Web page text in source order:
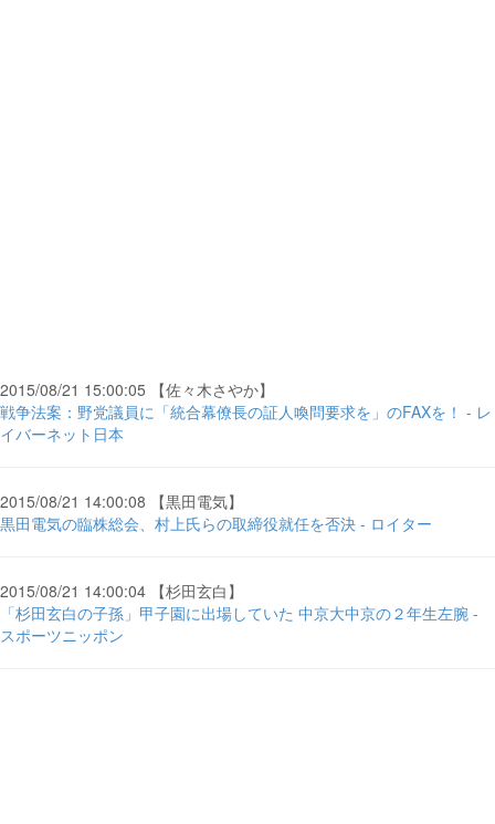
2015/08/21 15:00:05 【佐々木さやか】
戦争法案：野党議員に「統合幕僚長の証人喚問要求を」のFAXを！ - レ
イバーネット日本
2015/08/21 14:00:08 【黒田電気】
黒田電気の臨株総会、村上氏らの取締役就任を否決 - ロイター
2015/08/21 14:00:04 【杉田玄白】
「杉田玄白の子孫」甲子園に出場していた 中京大中京の２年生左腕 -
スポーツニッポン